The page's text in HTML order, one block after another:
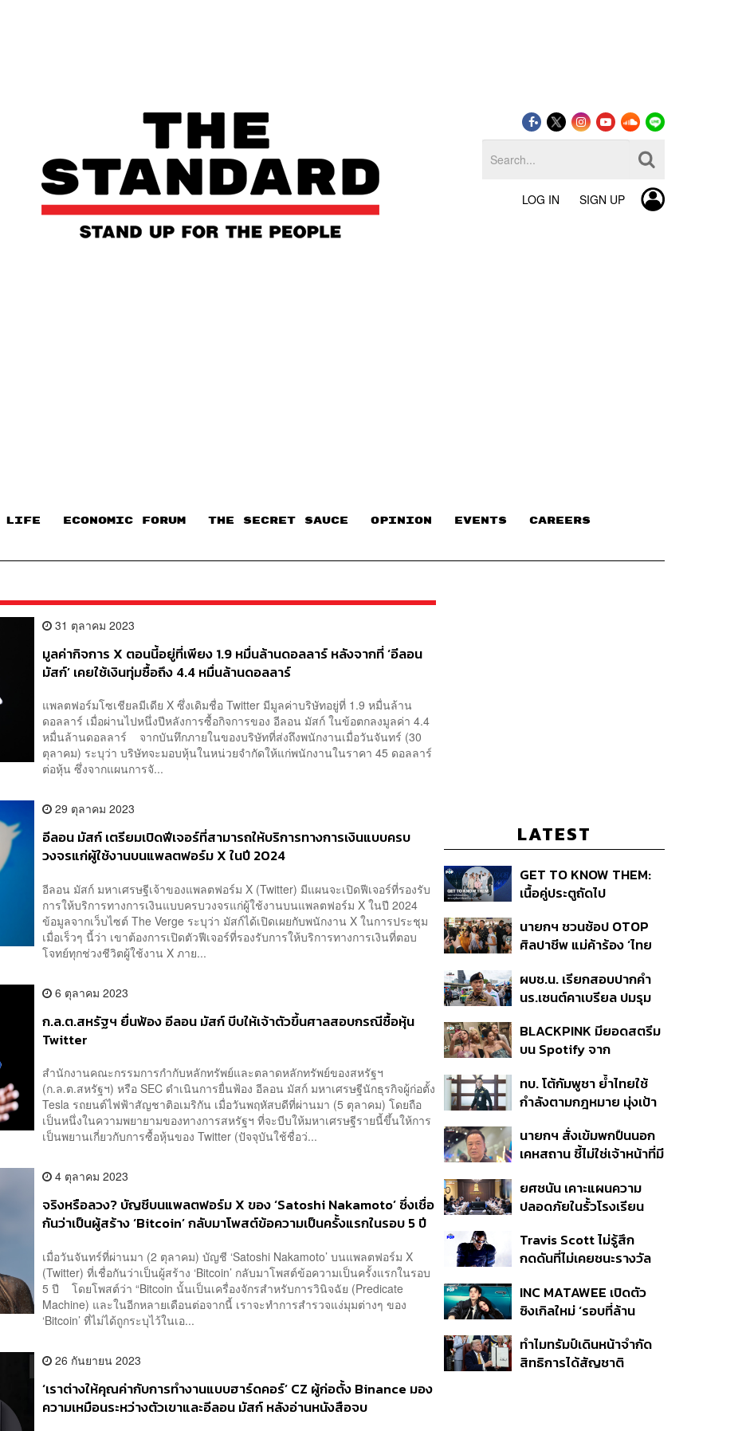
LOG IN SIGN UP
LIFE ECONOMIC FORUM THE SECRET SAUCE​ OPINION EVENTS CAREERS
31 ตุลาคม 2023
มูลค่ากิจการ X ตอนนี้อยู่ที่เพียง 1.9 หมื่นล้านดอลลาร์ หลังจากที่ ‘อีลอน
มัสก์’ เคยใช้เงินทุ่มซื้อถึง 4.4 หมื่นล้านดอลลาร์
แพลตฟอร์มโซเชียลมีเดีย X ซึ่งเดิมชื่อ Twitter มีมูลค่าบริษัทอยู่ที่ 1.9 หมื่นล้าน
ดอลลาร์ เมื่อผ่านไปหนึ่งปีหลังการซื้อกิจการของ อีลอน มัสก์ ในข้อตกลงมูลค่า 4.4
หมื่นล้านดอลลาร์ จากบันทึกภายในของบริษัทที่ส่งถึงพนักงานเมื่อวันจันทร์ (30
ตุลาคม) ระบุว่า บริษัทจะมอบหุ้นในหน่วยจำกัดให้แก่พนักงานในราคา 45 ดอลลาร์
ต่อหุ้น ซึ่งจากแผนการจั...
29 ตุลาคม 2023
อีลอน มัสก์ เตรียมเปิดฟีเจอร์ที่สามารถให้บริการทางการเงินแบบครบ
วงจรแก่ผู้ใช้งานบนแพลตฟอร์ม X ในปี 2024
อีลอน มัสก์ มหาเศรษฐีเจ้าของแพลตฟอร์ม X (Twitter) มีแผนจะเปิดฟีเจอร์ที่รองรับ
การให้บริการทางการเงินแบบครบวงจรแก่ผู้ใช้งานบนแพลตฟอร์ม X ในปี 2024
ข้อมูลจากเว็บไซต์ The Verge ระบุว่า มัสก์ได้เปิดเผยกับพนักงาน X ในการประชุม
เมื่อเร็วๆ นี้ว่า เขาต้องการเปิดตัวฟีเจอร์ที่รองรับการให้บริการทางการเงินที่ตอบ
โจทย์ทุกช่วงชีวิตผู้ใช้งาน X ภาย...
6 ตุลาคม 2023
ก.ล.ต.สหรัฐฯ ยื่นฟ้อง อีลอน มัสก์ บีบให้เจ้าตัวขึ้นศาลสอบกรณีซื้อหุ้น
Twitter
สำนักงานคณะกรรมการกำกับหลักทรัพย์และตลาดหลักทรัพย์ของสหรัฐฯ
(ก.ล.ต.สหรัฐฯ) หรือ SEC ดำเนินการยื่นฟ้อง อีลอน มัสก์ มหาเศรษฐีนักธุรกิจผู้ก่อตั้ง
Tesla รถยนต์ไฟฟ้าสัญชาติอเมริกัน เมื่อวันพฤหัสบดีที่ผ่านมา (5 ตุลาคม) โดยถือ
เป็นหนึ่งในความพยายามของทางการสหรัฐฯ ที่จะบีบให้มหาเศรษฐีรายนี้ขึ้นให้การ
เป็นพยานเกี่ยวกับการซื้อหุ้นของ Twitter (ปัจจุบันใช้ชื่อว่...
4 ตุลาคม 2023
จริงหรือลวง? บัญชีบนแพลตฟอร์ม X ของ ‘Satoshi Nakamoto’ ซึ่งเชื่อ
กันว่าเป็นผู้สร้าง ‘Bitcoin’ กลับมาโพสต์ข้อความเป็นครั้งแรกในรอบ 5 ปี
เมื่อวันจันทร์ที่ผ่านมา (2 ตุลาคม) บัญชี ‘Satoshi Nakamoto’ บนแพลตฟอร์ม X
(Twitter) ที่เชื่อกันว่าเป็นผู้สร้าง ‘Bitcoin’ กลับมาโพสต์ข้อความเป็นครั้งแรกในรอบ
5 ปี โดยโพสต์ว่า “Bitcoin นั้นเป็นเครื่องจักรสำหรับการวินิจฉัย (Predicate
Machine) และในอีกหลายเดือนต่อจากนี้ เราจะทำการสำรวจแง่มุมต่างๆ ของ
‘Bitcoin’ ที่ไม่ได้ถูกระบุไว้ในเอ...
26 กันยายน 2023
‘เราต่างให้คุณค่ากับการทำงานแบบฮาร์ดคอร์’ CZ ผู้ก่อตั้ง Binance มอง
ความเหมือนระหว่างตัวเขาและอีลอน มัสก์ หลังอ่านหนังสือจบ
LATEST
GET TO KNOW THEM:
เนื้อคู่ประตูถัดไป
นายกฯ ชวนช้อป OTOP
ศิลปาชีพ แม่ค้าร้อง ‘ไทย
ถามมีต่อไหม นายกฯ ตอบ
‘เดี๋ยวจะพยายาม’
ผบช.น. เรียกสอบปากคำ
นร.เซนต์คาเบรียล ปมรุม
ดำเนินคดีแล้ว
BLACKPINK มียอดสตรีม
บน Spotify จาก
ครั้ง ตลอด 10 ปีที่ผ่านมา
ทบ. โต้กัมพูชา ย้ำไทยใช้
กำลังตามกฎหมาย มุ่งเป้า
หายไทยไม่อาจลบด้วย
ข้อมูลบิดเบือน
นายกฯ สั่งเข้มพกปืนนอก
เคหสถาน ชี้ไม่ใช่เจ้าหน้าที่มี
ก่อเหตุ เจ้าของร่วมรับผิด
ยศชนัน เคาะแผนความ
ปลอดภัยในรั้วโรงเรียน
ดูแล-คุมเข้มคัดกรองสิ่ง
ผิดกฎหมาย
Travis Scott ไม่รู้สึก
กดดันที่ไม่เคยชนะรางวัล
แล้ว 10 ครั้ง
INC MATAWEE เปิดตัว
ซิงเกิลใหม่ ‘รอบที่ล้าน
มาแสดงในมิวสิกวิดีโอ
ทำไมทรัมป์เดินหน้าจำกัด
สิทธิการได้สัญชาติ